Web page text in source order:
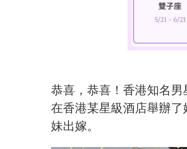
恭喜，恭喜！香港知名
在香港某星級酒店舉辦
妹出嫁。